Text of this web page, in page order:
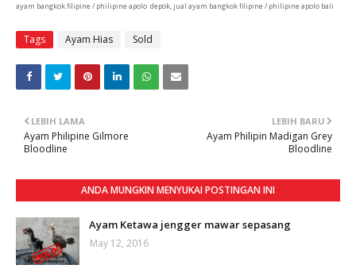
ayam bangkok filipine / philipine apolo depok, jual ayam bangkok filipine / philipine apolo bali
Tags Ayam Hias Sold
LEBIH BARU
Ayam Philipin Madigan Grey
Bloodline
LEBIH LAMA
Ayam Philipine Gilmore
Bloodline
ANDA MUNGKIN MENYUKAI POSTINGAN INI
Ayam Ketawa jengger mawar sepasang
May 12, 2016